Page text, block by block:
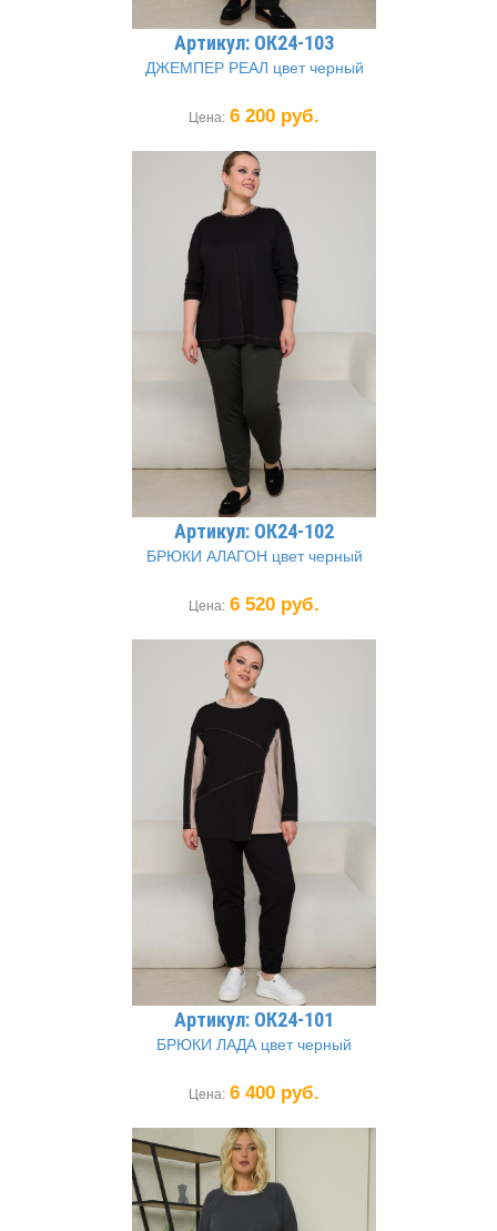
Артикул: ОК24-103
ДЖЕМПЕР РЕАЛ цвет черный
Цена: 6 200 руб.
Артикул: ОК24-102
БРЮКИ АЛАГОН цвет черный
Цена: 6 520 руб.
Артикул: ОК24-101
БРЮКИ ЛАДА цвет черный
Цена: 6 400 руб.